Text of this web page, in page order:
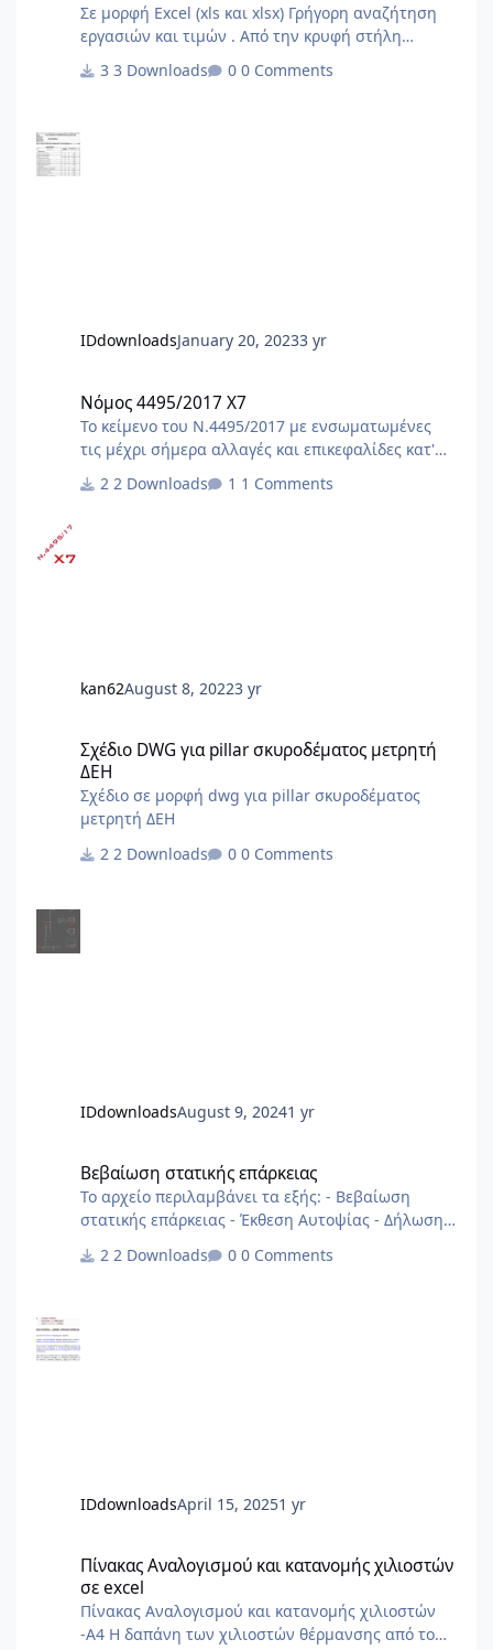
Σε μορφή Excel (xls και xlsx) Γρήγορη αναζήτηση
εργασιών και τιμών . Από την κρυφή στήλη
δήλωσής μας . Στο τέλος από την στήλη φίλτρου
3 Downloads 0 Comments
IDdownloadsJanuary 20, 20233 yr
Νόμος 4495/2017 X7
Το κείμενο του Ν.4495/2017 με ενσωματωμένες
τις μέχρι σήμερα αλλαγές και επικεφαλίδες κατ'
63Α/1.5.2024)[Α1] [Α1]Αλλαγές και προσθήκες με
2 Downloads 1 Comments
kan62August 8, 20223 yr
Σχέδιο DWG για pillar σκυροδέματος μετρητή
ΔΕΗ
Σχέδιο σε μορφή dwg για pillar σκυροδέματος
μετρητή ΔΕΗ
2 Downloads
0 Comments
IDdownloadsAugust 9, 20241 yr
Βεβαίωση στατικής επάρκειας
Το αρχείο περιλαμβάνει τα εξής: - Βεβαίωση
στατικής επάρκειας - Έκθεση Αυτοψίας - Δήλωση
2 Downloads 0 Comments
IDdownloadsApril 15, 20251 yr
Πίνακας Αναλογισμού και κατανομής χιλιοστών
σε excel
Πίνακας Αναλογισμού και κατανομής χιλιοστών
-Α4 Η δαπάνη των χιλιοστών θέρμανσης από το